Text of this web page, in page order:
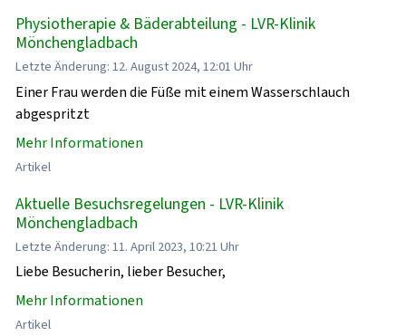
Physiotherapie & Bäderabteilung - LVR-Klinik
Mönchengladbach
Letzte Änderung: 12. August 2024, 12:01 Uhr
Einer Frau werden die Füße mit einem Wasserschlauch
abgespritzt
Mehr Informationen
Artikel
Aktuelle Besuchsregelungen - LVR-Klinik
Mönchengladbach
Letzte Änderung: 11. April 2023, 10:21 Uhr
Liebe Besucherin, lieber Besucher,
Mehr Informationen
Artikel